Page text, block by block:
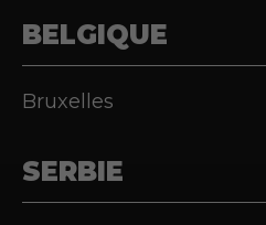
BELGIQUE
Bruxelles
SERBIE